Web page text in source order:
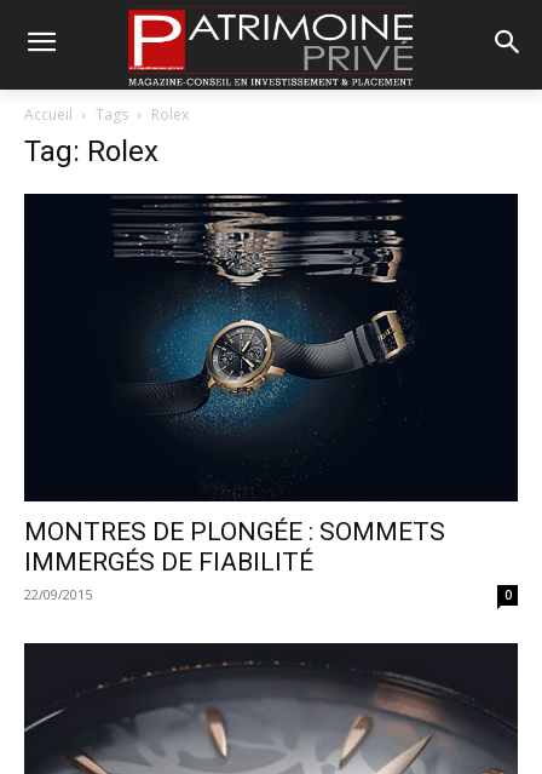
Accueil Tags Rolex
Tag: Rolex
MONTRES DE PLONGÉE : SOMMETS
IMMERGÉS DE FIABILITÉ
22/09/2015 0